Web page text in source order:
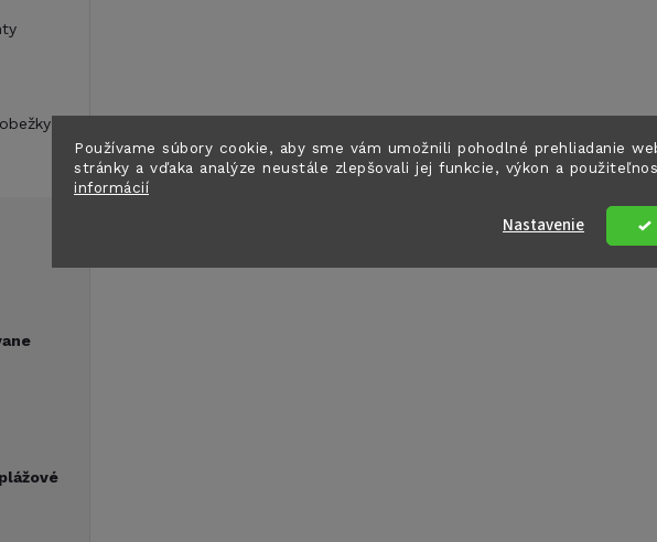
Používame súbory cookie, aby sme vám umožnili pohodlné prehliadanie
stránky a vďaka analýze neustále zlepšovali jej funkcie, výkon a
informácií
Nastavenie